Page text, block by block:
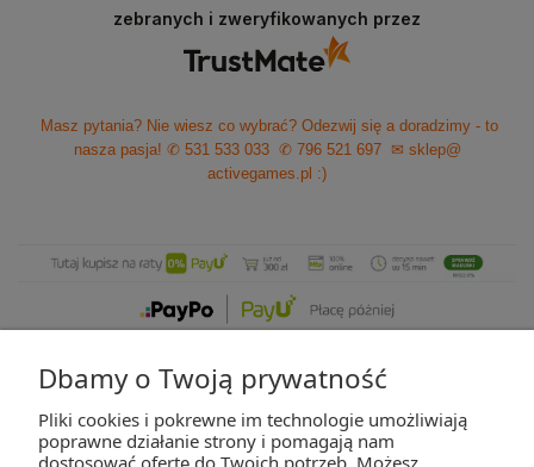
zebranych i zweryfikowanych przez
Masz pytania? Nie wiesz co wybrać? Odezwij się a doradzimy - to
nasza pasja! ✆ 531 533 033 ✆ 796 521 697
✉ sklep@
activegames.pl :)
ZAKUPY
Dbamy o Twoją prywatność
Pliki cookies i pokrewne im technologie umożliwiają
poprawne działanie strony i pomagają nam
dostosować ofertę do Twoich potrzeb. Możesz